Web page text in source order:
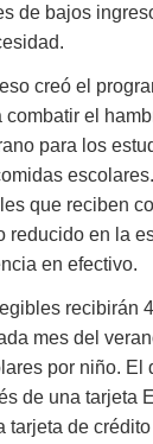
de bajos
creó el
el
para los
que reciben
reducido en la
en efectivo.
recibirán
mes del
por niño. El
de una tarjeta
tarjeta de